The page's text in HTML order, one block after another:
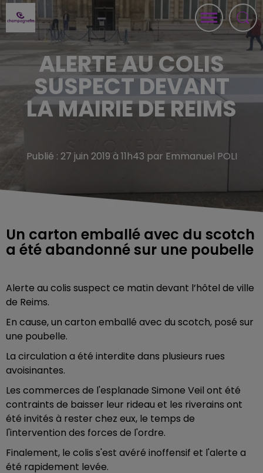
ALERTE AU COLIS
SUSPECT DEVANT
LA MAIRIE DE REIMS
Publié : 27 juin 2019 à 11h43 par Emmanuel POLI
Un carton emballé avec du scotch
a été abandonné sur une poubelle
Alerte au colis suspect ce matin devant l’hôtel de ville
de Reims.
En cause, un carton emballé avec du scotch, posé sur
une poubelle.
La circulation a été interdite dans plusieurs rues
avoisinantes.
Les commerces de l'esplanade Simone Veil ont été
contraints de baisser leur rideau et les riverains ont
été invités à rester chez eux, le temps de
l'intervention des forces de l'ordre.
Finalement, le colis s'est avéré inoffensif et l'alerte a
été rapidement levée.